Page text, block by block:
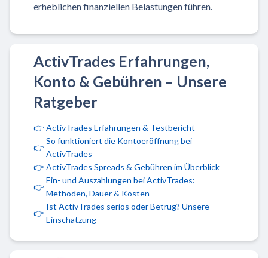
erheblichen finanziellen Belastungen führen.
ActivTrades Erfahrungen,
Konto & Gebühren – Unsere
Ratgeber
👉 ActivTrades Erfahrungen & Testbericht
👉
So funktioniert die Kontoeröffnung bei
ActivTrades
👉 ActivTrades Spreads & Gebühren im Überblick
👉
Ein- und Auszahlungen bei ActivTrades:
Methoden, Dauer & Kosten
👉
Ist ActivTrades seriös oder Betrug? Unsere
Einschätzung